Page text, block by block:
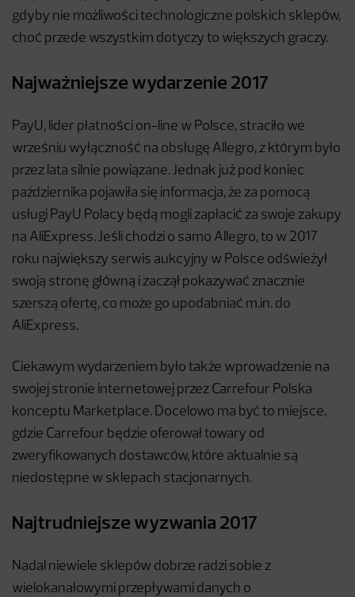
gdyby nie możliwości technologiczne polskich sklepów,
choć przede wszystkim dotyczy to większych graczy.
Najważniejsze wydarzenie 2017
PayU, lider płatności on-line w Polsce, straciło we
wrześniu wyłączność na obsługę Allegro, z którym było
przez lata silnie powiązane. Jednak już pod koniec
października pojawiła się informacja, że za pomocą
usługi PayU Polacy będą mogli zapłacić za swoje zakupy
na AliExpress. Jeśli chodzi o samo Allegro, to w 2017
roku największy serwis aukcyjny w Polsce odświeżył
swoją stronę główną i zaczął pokazywać znacznie
szerszą ofertę, co może go upodabniać m.in. do
AliExpress.
Ciekawym wydarzeniem było także wprowadzenie na
swojej stronie internetowej przez Carrefour Polska
konceptu Marketplace. Docelowo ma być to miejsce,
gdzie Carrefour będzie oferował towary od
zweryfikowanych dostawców, które aktualnie są
niedostępne w sklepach stacjonarnych.
Najtrudniejsze wyzwania 2017
Nadal niewiele sklepów dobrze radzi sobie z
wielokanałowymi przepływami danych o